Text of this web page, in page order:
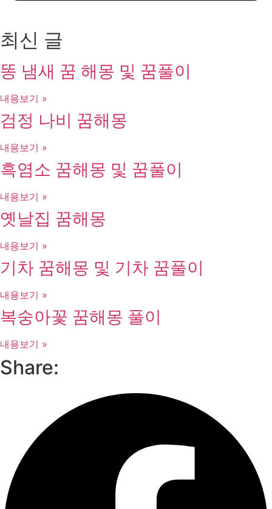
최신 글
똥 냄새 꿈 해몽 및 꿈풀이
내용보기 »
검정 나비 꿈해몽
내용보기 »
흑염소 꿈해몽 및 꿈풀이
내용보기 »
옛날집 꿈해몽
내용보기 »
기차 꿈해몽 및 기차 꿈풀이
내용보기 »
복숭아꽃 꿈해몽 풀이
내용보기 »
Share: